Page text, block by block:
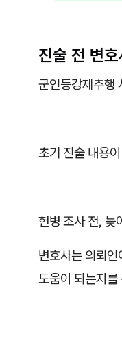
진술 전 변
군인등강제추행
초기 진술 내용
헌병 조사 전, 늦
변호사는 의뢰
도움이 되는지를